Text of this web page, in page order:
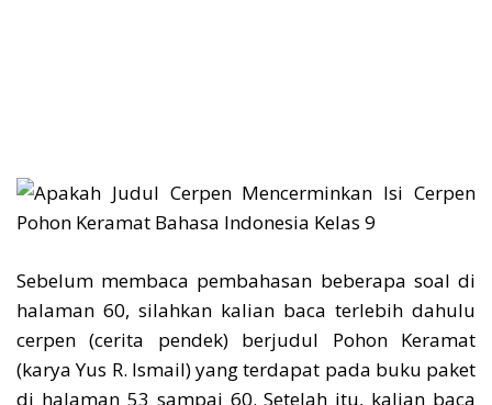
Sebelum membaca pembahasan beberapa soal di
halaman 60, silahkan kalian baca terlebih dahulu
cerpen (cerita pendek) berjudul Pohon Keramat
(karya Yus R. Ismail) yang terdapat pada buku paket
di halaman 53 sampai 60. Setelah itu, kalian baca